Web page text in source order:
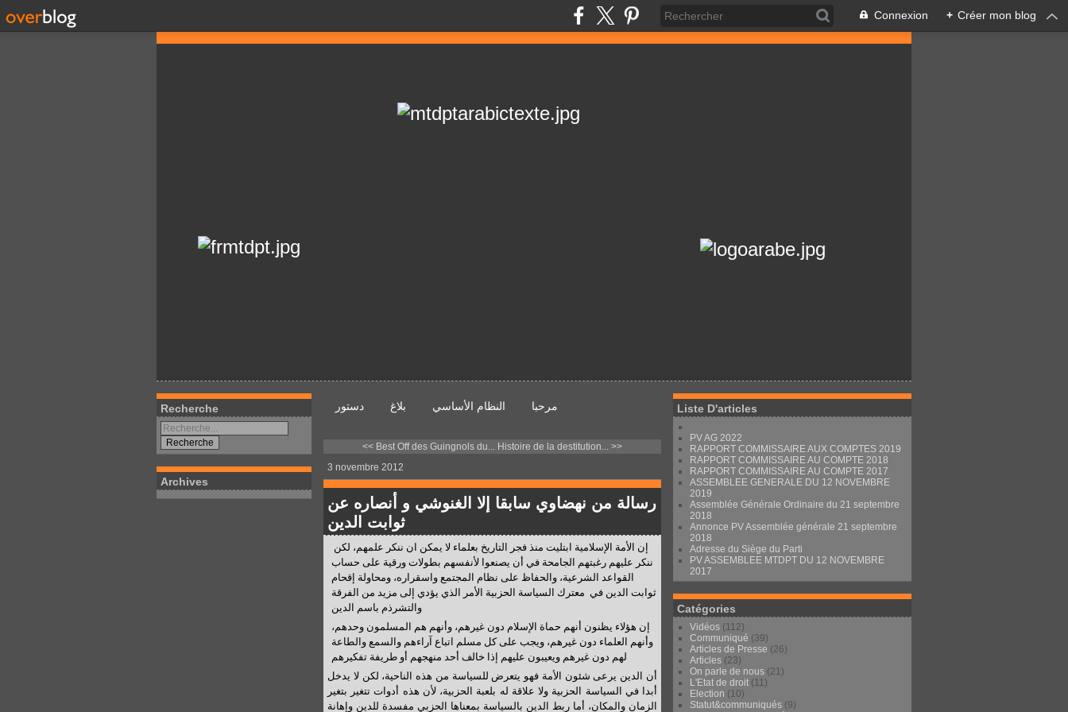
Connexion + Créer mon blog
Recherche
Archives
مرحبا النظام الأساسي بلاغ دستور
<< Best Off des Guingnols du... Histoire de la destitution... >>
3 novembre 2012
رسالة من نهضاوي سابقا إلا الغنوشي و أنصاره عن
ثوابت الدين
ننكر عليهم رغبتهم الجامحة في أن يصنعوا لأنفسهم بطولات ورقية على حساب
القواعد الشرعية، والحفاظ على نظام المجتمع واسقراره، ومحاولة إقحام
ثوابت الدين في معترك السياسة الحزبية الأمر الذي يؤدي إلى مزيد من الفرقة
إن هؤلاء يظنون أنهم حماة الإسلام دون غيرهم، وأنهم هم المسلمون وحدهم،
وأنهم العلماء دون غيرهم، ويجب على كل مسلم اتباع آراءهم والسمع والطاعة
لهم دون غيرهم ويعيبون عليهم إذا خالف أحد منهجهم أو طريفة تفكيرهم
أن الدين يرعى شئون الأمة فهو يتعرض للسياسة من هذه الناحية، لكن لا يدخل
أبدا في السياسة الحزبية ولا علاقة له بلعبة الحزبية، لأن هذه أدوات تتغير بتغير
الزمان والمكان، أما ربط الدين بالسياسة بمعناها الحزبي مفسدة للدين وإهانة
Liste D'articles
PV AG 2022
RAPPORT COMMISSAIRE AUX COMPTES 2019
RAPPORT COMMISSAIRE AU COMPTE 2018
RAPPORT COMMISSAIRE AU COMPTE 2017
ASSEMBLEE GENERALE DU 12 NOVEMBRE
2019
Assemblée Générale Ordinaire du 21 septembre
2018
Annonce PV Assemblée générale 21 septembre
2018
Adresse du Siège du Parti
PV ASSEMBLEE MTDPT DU 12 NOVEMBRE
2017
Catégories
Vidéos (112)
Communiqué (39)
Articles de Presse (26)
Articles (23)
On parle de nous (21)
L'Etat de droit (11)
Election (10)
Statut&communiqués (9)